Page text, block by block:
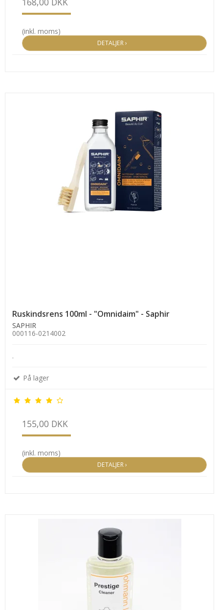
(inkl. moms)
DETALJER ›
Ruskindsrens 100ml - "Omnidaim" - Saphir
SAPHIR
000116-0214002
.
På lager
155,00 DKK
(inkl. moms)
DETALJER ›